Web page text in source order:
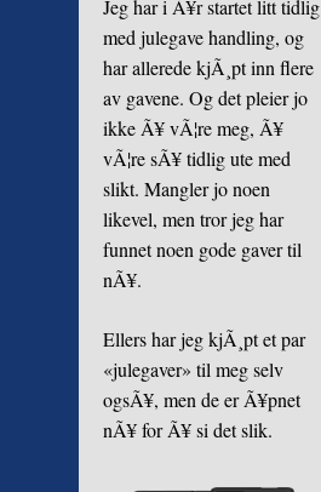
Jeg har i Ã¥r startet litt tidlig
med julegave handling, og
har allerede kjÃ¸pt inn flere
av gavene. Og det pleier jo
ikke Ã¥ vÃ¦re meg, Ã¥
vÃ¦re sÃ¥ tidlig ute med
slikt. Mangler jo noen
likevel, men tror jeg har
funnet noen gode gaver til
nÃ¥.
Ellers har jeg kjÃ¸pt et par
«julegaver» til meg selv
ogsÃ¥, men de er Ã¥pnet
nÃ¥ for Ã¥ si det slik.